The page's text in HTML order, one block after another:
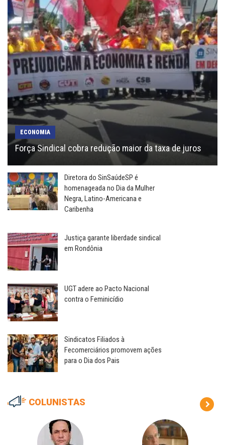
ECONOMIA
Força Sindical cobra redução maior da taxa de juros
Diretora do SinSaúdeSP é
homenageada no Dia da Mulher
Negra, Latino-Americana e
Caribenha
Justiça garante liberdade sindical
em Rondônia
UGT adere ao Pacto Nacional
contra o Feminicídio
Sindicatos Filiados à
Fecomerciários promovem ações
para o Dia dos Pais
COLUNISTAS